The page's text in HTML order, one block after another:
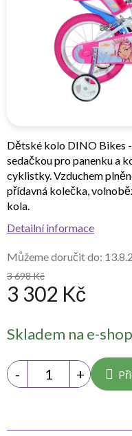
3 698 Kč
3 302 Kč
cena:
Skladem na e-
Můžeme doručit do:
Dětské kolo DINO Bikes
sedačkou pro panenku a
cyklistky. Vzduchem
přídavná kolečka,
kola.
Detailní informace